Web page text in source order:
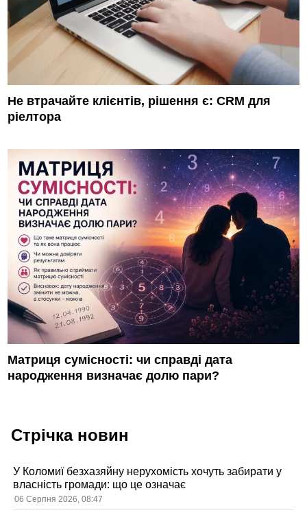
Не втрачайте клієнтів, рішення є: CRM для
ріелтора
Матриця сумісності: чи справді дата
народження визначає долю пари?
Стрічка новин
У Коломиї безхазяйну нерухомість хочуть забирати у
власність громади: що це означає
06 Серпня 2026, 08:47